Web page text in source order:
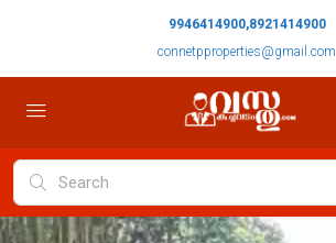
9946414900,8921414900
connetpproperties@gmail.com